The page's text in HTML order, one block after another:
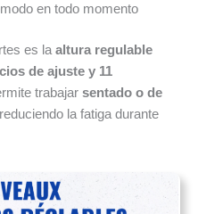
en todo momento
es la altura regulable
de ajuste y 11
trabajar sentado o de
la fatiga durante